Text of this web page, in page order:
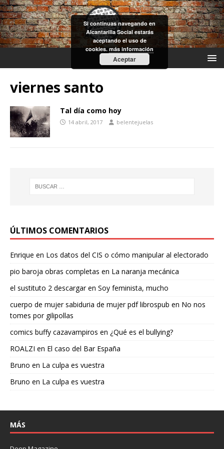
viernes santo
Tal día como hoy
14 abril, 2017 belentejuelas
ÚLTIMOS COMENTARIOS
Enrique en Los datos del CIS o cómo manipular al electorado
pio baroja obras completas en La naranja mecánica
el sustituto 2 descargaren Soy feminista, mucho
cuerpo de mujer sabiduria de mujer pdf librospub en No nos
tomes por gilipollas
comics buffy cazavampiros en ¿Qué es el bullying?
ROALZI en El caso del Bar España
Bruno en La culpa es vuestra
Bruno en La culpa es vuestra
MÁS
Si continuas navegando en
Alcantarilla Social estarás
aceptando el uso de
cookies.más información
Aceptar